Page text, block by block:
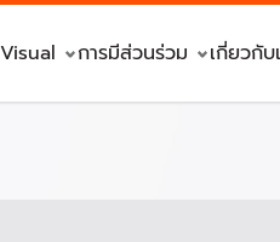
Visual การมีส่วนร่วม เกี่ยวกับ